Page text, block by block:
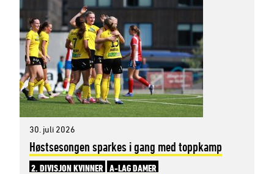
30. juli 2026
Høstsesongen sparkes i gang med toppkamp
2. DIVISJON KVINNER A-LAG DAMER